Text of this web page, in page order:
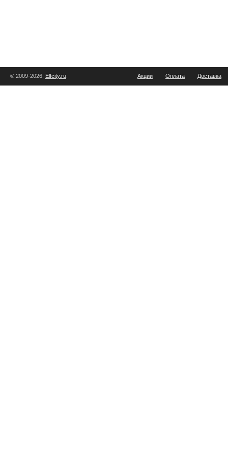
© 2009-2026. Elfcity.ru Акции Оплата Доставка